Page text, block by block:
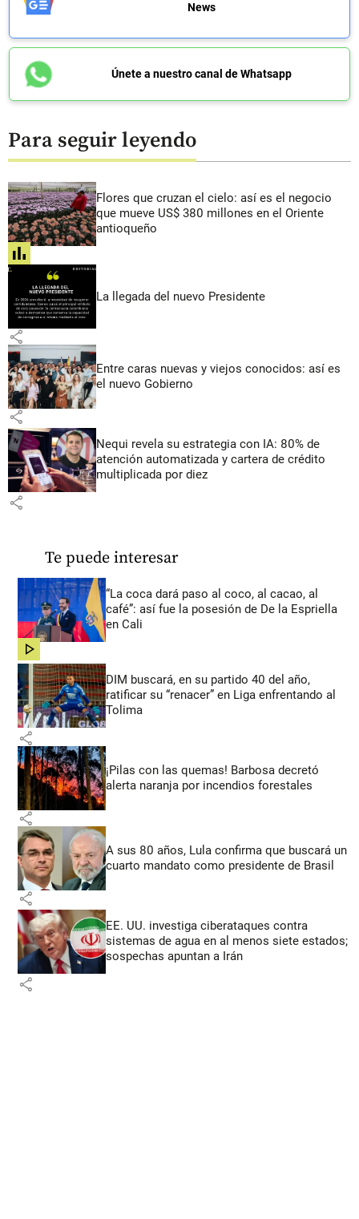
News
Únete a nuestro canal de Whatsapp
Para seguir leyendo
Flores que cruzan el cielo: así es el negocio
que mueve US$ 380 millones en el Oriente
antioqueño
share
La llegada del nuevo Presidente
share
Entre caras nuevas y viejos conocidos: así es
el nuevo Gobierno
share
Nequi revela su estrategia con IA: 80% de
atención automatizada y cartera de crédito
multiplicada por diez
share
Te puede interesar
“La coca dará paso al coco, al cacao, al
café”: así fue la posesión de De la Espriella
en Cali
share
DIM buscará, en su partido 40 del año,
ratificar su “renacer” en Liga enfrentando al
Tolima
share
¡Pilas con las quemas! Barbosa decretó
alerta naranja por incendios forestales
share
A sus 80 años, Lula confirma que buscará un
cuarto mandato como presidente de Brasil
share
EE. UU. investiga ciberataques contra
sistemas de agua en al menos siete estados;
sospechas apuntan a Irán
share